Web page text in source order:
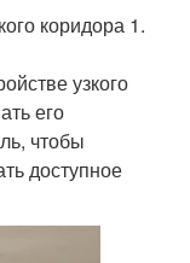
коридора 1.
узкого
его
чтобы
доступное